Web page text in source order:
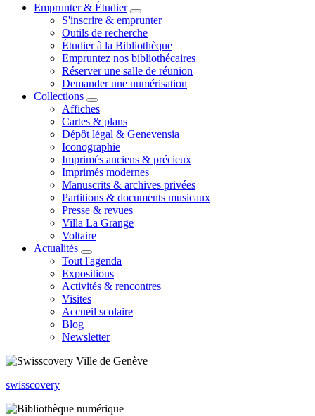
Emprunter & Étudier
S'inscrire & emprunter
Outils de recherche
Étudier à la Bibliothèque
Empruntez nos bibliothécaires
Réserver une salle de réunion
Demander une numérisation
Collections
Affiches
Cartes & plans
Dépôt légal & Genevensia
Iconographie
Imprimés anciens & précieux
Imprimés modernes
Manuscrits & archives privées
Partitions & documents musicaux
Presse & revues
Villa La Grange
Voltaire
Actualités
Tout l'agenda
Expositions
Activités & rencontres
Visites
Accueil scolaire
Blog
Newsletter
swisscovery